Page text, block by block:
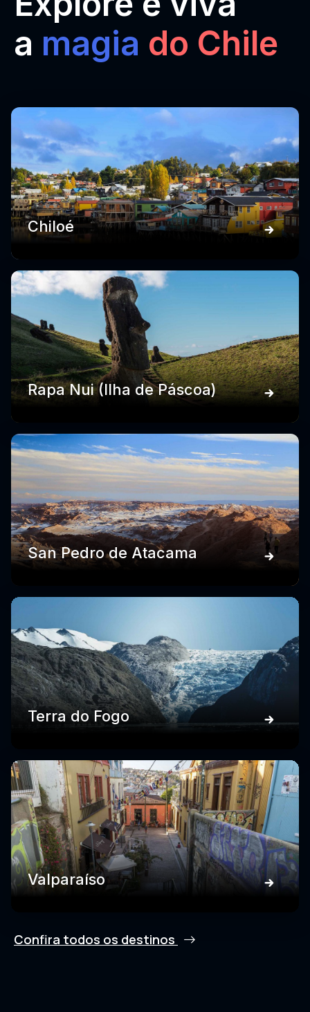
a magia do Chile
Chiloé
Rapa Nui (Ilha de Páscoa)
San Pedro de Atacama
Terra do Fogo
Valparaíso
Confira todos os destinos